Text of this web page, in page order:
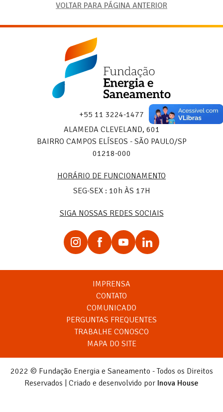
VOLTAR PARA PÁGINA ANTERIOR
Fundação
Energia
Saneamento
+55 11 3224-1477
ALAMEDA CLEVELAND, 601
BAIRRO CAMPOS ELÍSEOS - SÃO PAULO/SP
01218-000
HORÁRIO DE FUNCIONAMENTO
SEG-SEX : 10h ÀS 17H
SIGA NOSSAS REDES SOCIAIS
IMPRENSA
CONTATO
COMUNICADO
PERGUNTAS FREQUENTES
TRABALHE CONOSCO
MAPA DO SITE
2022 © Fundação Energia e Saneamento - Todos os Direitos
Reservados | Criado e desenvolvido por Inova House